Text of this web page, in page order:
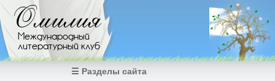
Перейти к основному содержанию
Омилия
Международный
литературный клуб
☰ Разделы сайта